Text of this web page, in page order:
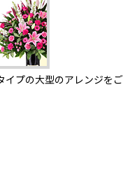
イプの大型のアレンジをご